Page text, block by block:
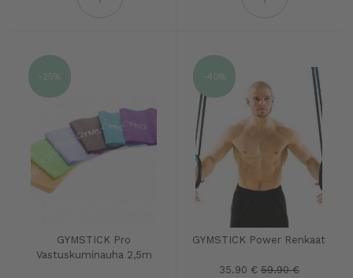
GYMSTICK Pro
Vastuskuminauha 2,5m
-25%
GYMSTICK Power Renkaat
35.90 € 59.90 €
-40%